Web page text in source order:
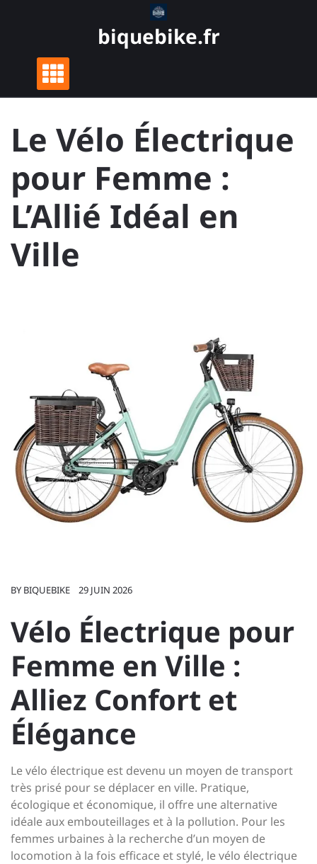
biquebike.fr
Le Vélo Électrique
pour Femme :
L’Allié Idéal en
Ville
BY BIQUEBIKE 29 JUIN 2026
Vélo Électrique pour
Femme en Ville :
Alliez Confort et
Élégance
Le vélo électrique est devenu un moyen de transport
très prisé pour se déplacer en ville. Pratique,
écologique et économique, il offre une alternative
idéale aux embouteillages et à la pollution. Pour les
femmes urbaines à la recherche d’un moyen de
locomotion à la fois efficace et stylé, le vélo électrique